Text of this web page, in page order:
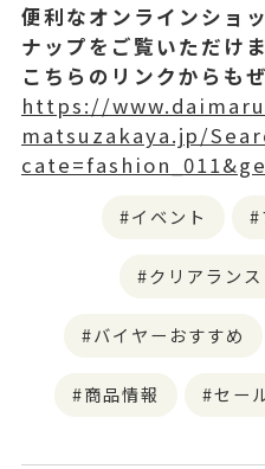
便利なオンラインショ
ナップをご覧いただけ
こちらのリンクからも
https://
matsuzakaya.jp/
イベント
クリアランス
バイヤーおすすめ
商品情報 セー